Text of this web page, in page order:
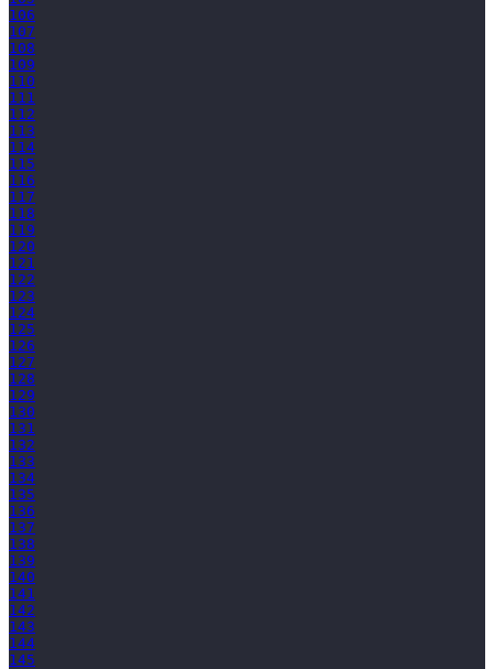
106
107
108
109
110
111
112
113
114
115
116
117
118
119
120
121
122
123
124
125
126
127
128
129
130
131
132
133
134
135
136
137
138
139
140
141
142
143
144
145